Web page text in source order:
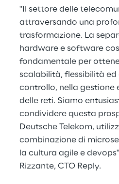
"Il settore delle
attraversando una
trasformazione. La
hardware e software
fondamentale per
scalabilità, flessibilità ed
controllo, nella gestione
delle reti. Siamo
condividere questa
Deutsche Telekom,
combinazione di
la cultura agile e
Rizzante, CTO Reply.